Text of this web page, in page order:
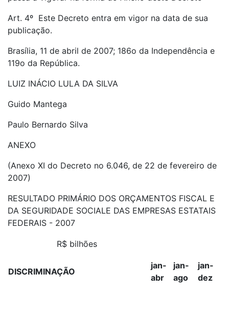
Art. 4º Este Decreto entra em vigor na data de sua
publicação.
Brasília, 11 de abril de 2007; 186o da Independência e
119o da República.
LUIZ INÁCIO LULA DA SILVA
Guido Mantega
Paulo Bernardo Silva
ANEXO
(Anexo XI do Decreto no 6.046, de 22 de fevereiro de
2007)
RESULTADO PRIMÁRIO DOS ORÇAMENTOS FISCAL E
DA SEGURIDADE SOCIALE DAS EMPRESAS ESTATAIS
FEDERAIS - 2007
R$ bilhões
DISCRIMINAÇÃO
jan-
abr
jan-
ago
jan-
dez